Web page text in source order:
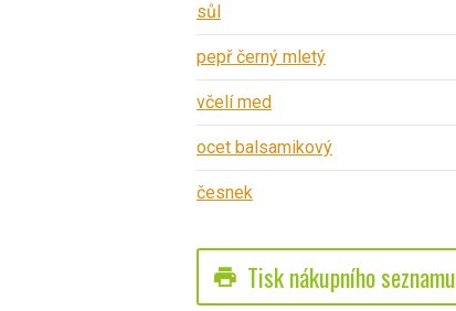
sůl
pepř černý mletý
včelí med
ocet balsamikový
česnek
print Tisk nákupního seznamu